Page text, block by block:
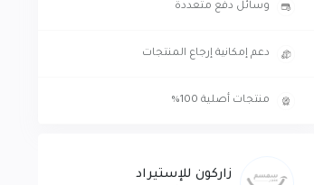
وسائل دفع متعددة
دعم إمكانية إرجاع المنتجات
منتجات أصلية 100%
زاركون للإستيراد